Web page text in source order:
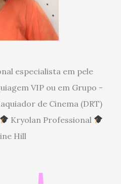
especialista em pele
VIP ou em Grupo -
de Cinema (DRT)
Kryolan Professional
Hill